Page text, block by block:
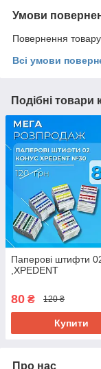
Умови
Повернення
Всі умови
Подібні товари
Паперові штифти
,XPEDENT
80 ₴ 120 ₴
Купити
Про нас